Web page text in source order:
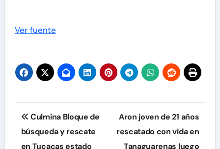
Ver fuente
Navegación
de
Culmina Bloque de
búsqueda y rescate
en Tucacas estado
Aron joven de 21 años
rescatado con vida en
Tanaguarenas luego